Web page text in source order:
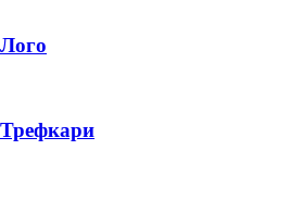
Лого
Трефкари